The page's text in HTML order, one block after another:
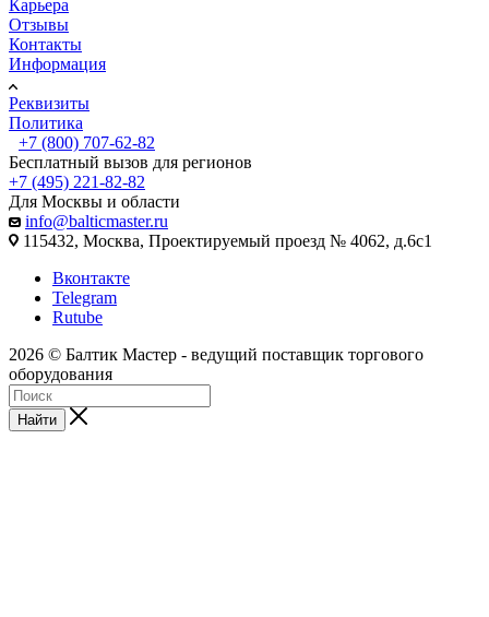
Карьера
Отзывы
Контакты
Информация
Реквизиты
Политика
+7 (800) 707-62-82
Бесплатный вызов для регионов
+7 (495) 221-82-82
Для Москвы и области
info@balticmaster.ru
115432, Москва, Проектируемый проезд № 4062, д.6с1
Вконтакте
Telegram
Rutube
2026 © Балтик Мастер - ведущий поставщик торгового
оборудования
Найти